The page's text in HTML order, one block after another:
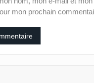
mon prochain